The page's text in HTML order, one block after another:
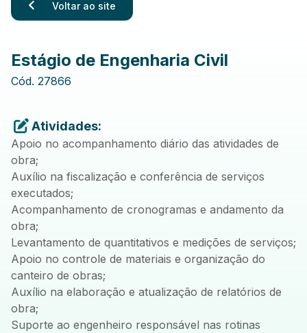
Voltar ao site
Estágio de Engenharia Civil
Cód. 27866
Atividades:
Apoio no acompanhamento diário das atividades de
obra;
Auxílio na fiscalização e conferência de serviços
executados;
Acompanhamento de cronogramas e andamento da
obra;
Levantamento de quantitativos e medições de serviços;
Apoio no controle de materiais e organização do
canteiro de obras;
Auxílio na elaboração e atualização de relatórios de
obra;
Suporte ao engenheiro responsável nas rotinas